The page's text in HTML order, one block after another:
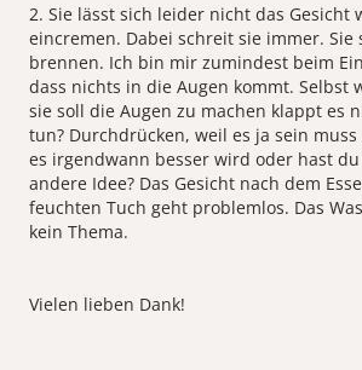
2. Sie lässt sich leider nicht das Gesicht
eincremen. Dabei schreit sie immer. Sie
brennen. Ich bin mir zumindest beim
dass nichts in die Augen kommt. Selbst
sie soll die Augen zu machen klappt es
tun? Durchdrücken, weil es ja sein
es irgendwann besser wird oder hast
andere Idee? Das Gesicht nach dem
feuchten Tuch geht problemlos. Das
kein Thema.
Vielen lieben Dank!